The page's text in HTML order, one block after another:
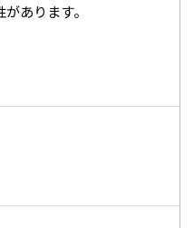
あります。